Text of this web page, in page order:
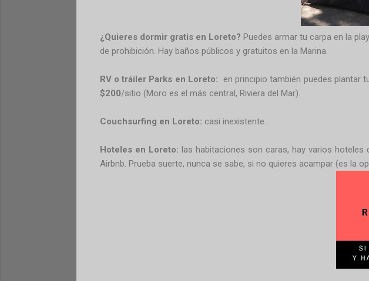
¿Quieres dormir gratis en Loreto? Puedes armar tu carpa en la
de prohibición. Hay baños públicos y gratuitos en la Marina.
RV o tráiler Parks en Loreto:
en principio también puedes plantar
$200/sitio (Moro es el más central, Riviera del Mar).
Couchsurfing en Loreto: casi inexistente.
Hoteles en Loreto: las habitaciones son caras, hay varios
Airbnb. Prueba suerte, nunca se sabe, si no quieres acampar (es la